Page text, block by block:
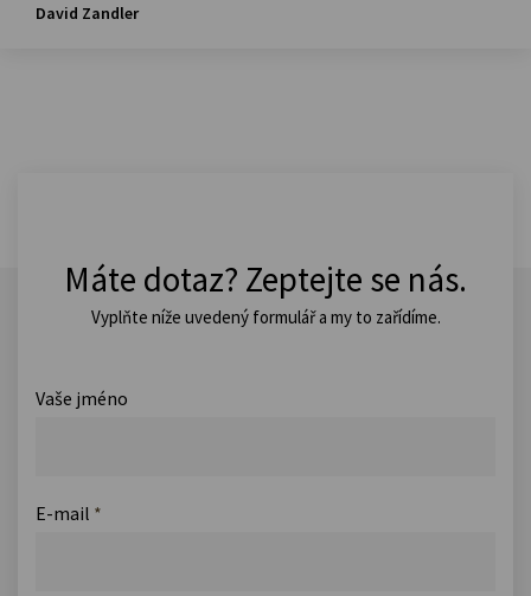
David Zandler
Máte dotaz? Zeptejte se nás.
Vyplňte níže uvedený formulář a my to zařídíme.
Vaše jméno
E-mail *